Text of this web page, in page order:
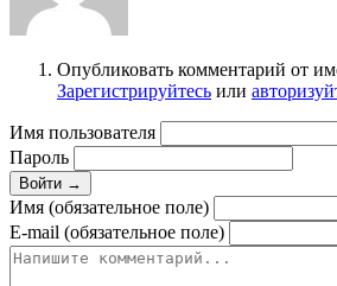
Опубликовать комментарий от
Зарегистрируйтесь или
Имя пользователя
Пароль
Войти →
Имя (обязательное поле)
E-mail (обязательное поле)